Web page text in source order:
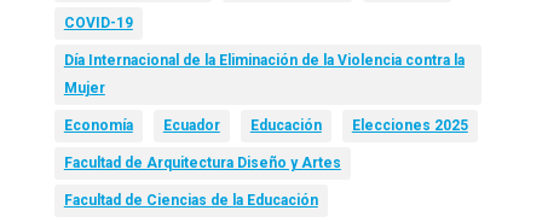
COVID-19
Día Internacional de la Eliminación de la Violencia contra la
Mujer
Economía Ecuador Educación Elecciones 2025
Facultad de Arquitectura Diseño y Artes
Facultad de Ciencias de la Educación